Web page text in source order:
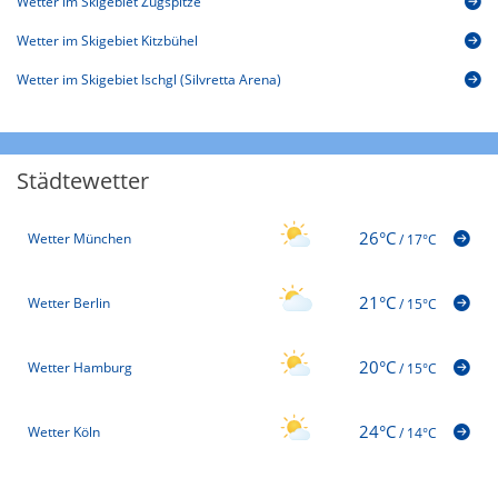
Wetter im Skigebiet Kitzbühel
Wetter im Skigebiet Ischgl (Silvretta Arena)
Städtewetter
Wetter München 26°C/17°C
Wetter Berlin 21°C/15°C
Wetter Hamburg 20°C/15°C
Wetter Köln 24°C/14°C